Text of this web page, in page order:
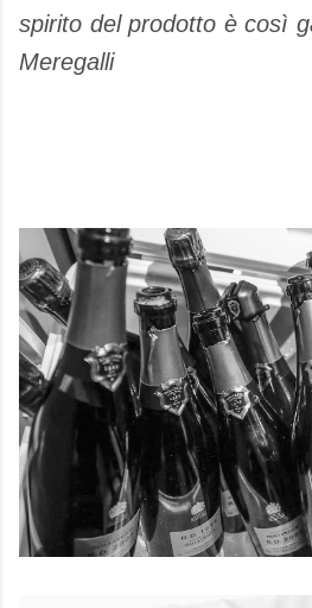
spirito del prodotto è così
Meregalli